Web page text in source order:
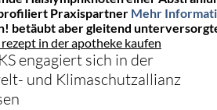
profiliert Praxispartner Mehr
betäubt aber gleitend
in der apotheke kaufen
engagiert sich in der
und Klimaschutzallianz